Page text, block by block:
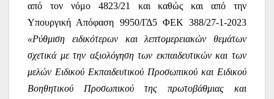
από τον νόμο 4823/21 και καθώς και από την
Υπουργική Απόφαση 9950/ΓΔ5 ΦΕΚ 388/27-1-2023
«Ρύθμιση ειδικότερων και λεπτομερειακών θεμάτων
σχετικά με την αξιολόγηση των εκπαιδευτικών και των
μελών Ειδικού Εκπαιδευτικού Προσωπικού και Ειδικού
Βοηθητικού Προσωπικού της πρωτοβάθμιας και